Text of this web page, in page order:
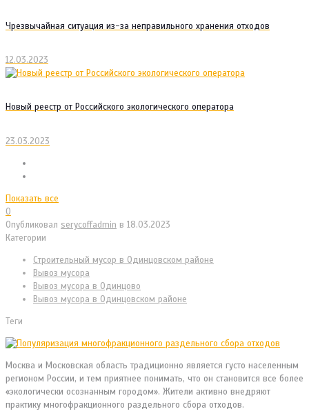
Чрезвычайная ситуация из-за неправильного хранения отходов
12.03.2023
Новый реестр от Российского экологического оператора
23.03.2023
Показать все
0
Опубликовал serycoffadmin в 18.03.2023
Категории
Cтроительный мусор в Одинцовском районе
Вывоз мусора
Вывоз мусора в Одинцово
Вывоз мусора в Одинцовском районе
Теги
Москва и Московская область традиционно является густо населенным
регионом России, и тем приятнее понимать, что он становится все более
«экологически осознанным городом». Жители активно внедряют
практику многофракционного раздельного сбора отходов.